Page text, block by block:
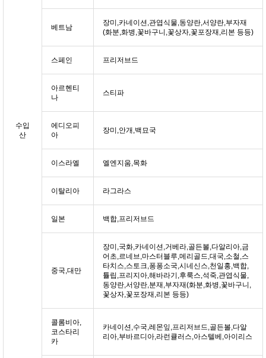
수입
산
베트남
장미,카네이션,관엽식물,동양란,서양란,부자재
(화분,화병,꽃바구니,꽃상자,꽃포장재,리본 등등)
스페인 프리저브드
아르헨티
나
스티파
에디오피
아
장미,안개,백묘국
이스라엘 엘엔지움,목화
이탈리아 라그라스
일본 백합,프리저브드
중국,대만
장미,국화,카네이션,거베라,골든볼,다알리아,금
어초,르네브,마스터블루,메리골드,대국,소철,스
타치스,스토크,퐁퐁소국,시네신스,천일홍,백합,
튤립,프리지아,해바라기,후룩스,석죽,관엽식물,
동양란,서양란,분재,부자재(화분,화병,꽃바구니,
꽃상자,꽃포장재,리본 등등)
콜롬비아,
코스타리
카
카네이션,수국,레몬잎,프리저브드,골든볼,다알
리아,부바르디아,라런큘러스,아스텔베,아이리스